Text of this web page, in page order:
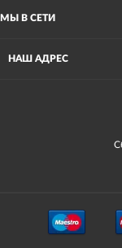
МЫ В СЕТИ
НАШ АДРЕС